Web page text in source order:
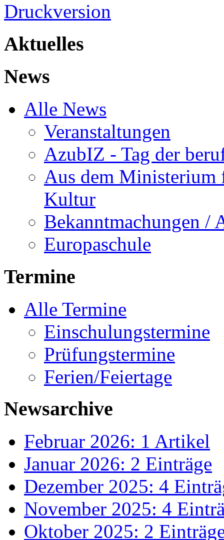
Druckversion
Aktuelles
News
Alle News
Veranstaltungen
AzubIZ - Tag der
Aus dem Ministerium
Kultur
Bekanntmachungen /
Europaschule
Termine
Alle Termine
Einschulungstermine
Prüfungstermine
Ferien/Feiertage
Newsarchive
Februar 2026: 1 Artikel
Januar 2026: 2 Einträge
Dezember 2025: 4
November 2025: 4
Oktober 2025: 2